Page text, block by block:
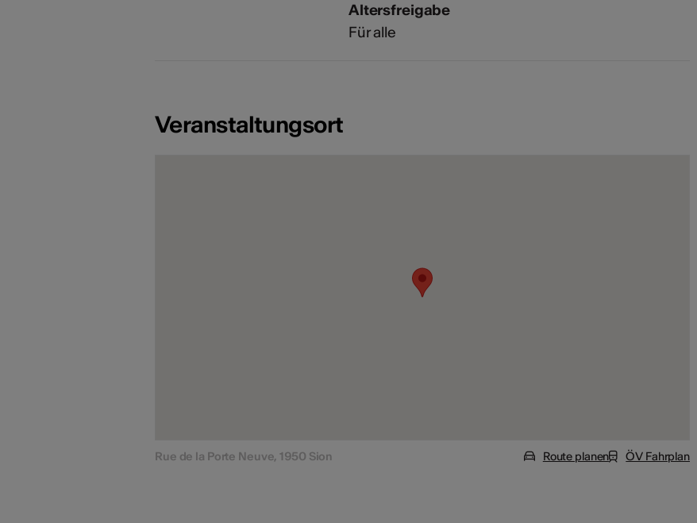
Altersfreigabe
Für alle
Veranstaltungsort
Rue de la Porte Neuve, 1950 Sion Route planen ÖV Fahrplan